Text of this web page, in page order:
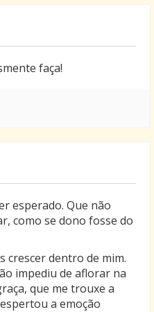
faça!
esperado. Que não
como se dono fosse do
crescer dentro de mim.
impediu de aflorar na
que me trouxe a
a emoção